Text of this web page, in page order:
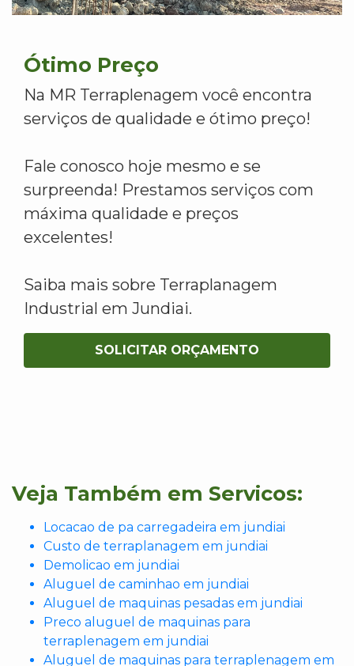
Ótimo Preço
Na MR Terraplenagem você encontra
serviços de qualidade e ótimo preço!
Fale conosco hoje mesmo e se
surpreenda! Prestamos serviços com
máxima qualidade e preços
excelentes!
Saiba mais sobre Terraplanagem
Industrial em Jundiai.
SOLICITAR ORÇAMENTO
Veja Também em Servicos:
Locacao de pa carregadeira em jundiai
Custo de terraplanagem em jundiai
Demolicao em jundiai
Aluguel de caminhao em jundiai
Aluguel de maquinas pesadas em jundiai
Preco aluguel de maquinas para
terraplenagem em jundiai
Aluguel de maquinas para terraplenagem em